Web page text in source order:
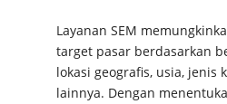
Layanan SEM
target pasar berdasarkan
lokasi geografis, usia, jenis
lainnya. Dengan